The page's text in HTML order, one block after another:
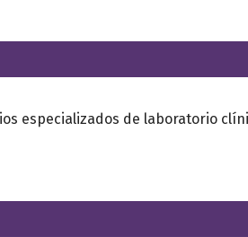
especializados de laboratorio